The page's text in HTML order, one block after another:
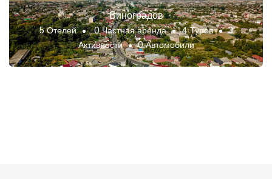
Виноградов
5 Отелей 0 Частная аренда 4 Туров
3
Активности
0 Автомобили